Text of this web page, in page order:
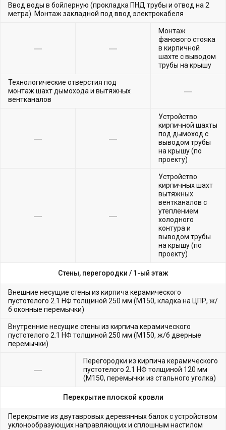
Ввод воды в бойлерную (прокладка ПНД трубы и отвод на 2
метра). Монтаж закладной под ввод электрокабеля
Монтаж
фанового стояка
в кирпичной
шахте с выводом
трубы на крышу
Технологические отверстия под
монтаж шахт дымохода и вытяжных
вентканалов
Устройство
кирпичной шахты
под дымоход с
выводом трубы
на крышу (по
проекту)
Устройство
кирпичных шахт
вытяжных
вентканалов с
утеплением
холодного
контура и
выводом трубы
на крышу (по
проекту)
Стены, перегородки / 1-ый этаж
Внешние несущие стены из кирпича керамического
пустотелого 2.1 НФ толщиной 250 мм (М150, кладка на ЦПР, ж/
б оконные перемычки)
Внутренние несущие стены из кирпича керамического
пустотелого 2.1 НФ толщиной 250 мм (М150, ж/б дверные
перемычки)
Перегородки из кирпича керамического
пустотелого 2.1 НФ толщиной 120 мм
(М150, перемычки из стального уголка)
Перекрытие плоской кровли
Перекрытие из двутавровых деревянных балок с устройством
уклонообразующих направляющих и сплошным настилом